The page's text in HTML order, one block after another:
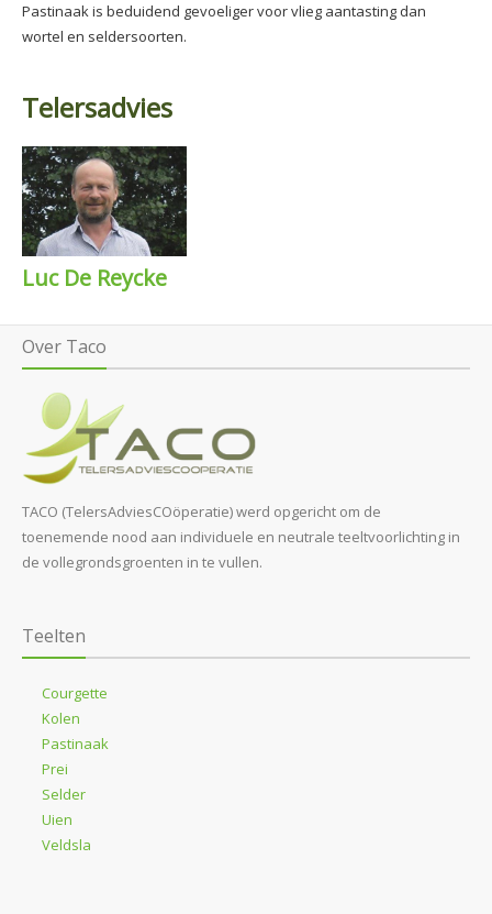
Pastinaak is beduidend gevoeliger voor vlieg aantasting dan
wortel en seldersoorten.
Telersadvies
Luc De Reycke
Over Taco
TACO (TelersAdviesCOöperatie) werd opgericht om de
toenemende nood aan individuele en neutrale teeltvoorlichting in
de vollegrondsgroenten in te vullen.
Teelten
Courgette
Kolen
Pastinaak
Prei
Selder
Uien
Veldsla